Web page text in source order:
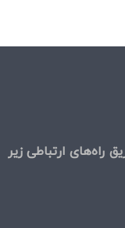
راه‌های ارتباطی زیر